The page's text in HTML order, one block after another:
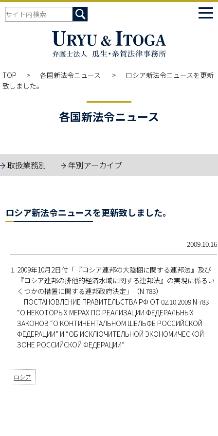
TOP 各国新法令ニュース
ロシア新法令ニュースを更新
致しました。
各国新法令ニュース
取扱業務別 年別アーカイブ
ロシア新法令ニュースを更新致しました。
2009.10.16
2009年10月2日付「『ロシア連邦の大陸棚に関する連邦法』及び
『ロシア連邦の排他的経済水域に関する連邦法』の実現に係るい
くつかの措置に関する連邦政府決定」（N 783）
ПОСТАНОВЛЕНИЕ ПРАВИТЕЛЬСТВА РФ ОТ 02.10.2009 N 783
“О НЕКОТОРЫХ МЕРАХ ПО РЕАЛИЗАЦИИ ФЕДЕРАЛЬНЫХ
ЗАКОНОВ “О КОНТИНЕНТАЛЬНОМ ШЕЛЬФЕ РОССИЙСКОЙ
ФЕДЕРАЦИИ” И “ОБ ИСКЛЮЧИТЕЛЬНОЙ ЭКОНОМИЧЕСКОЙ
ЗОНЕ РОССИЙСКОЙ ФЕДЕРАЦИИ”
ロシア